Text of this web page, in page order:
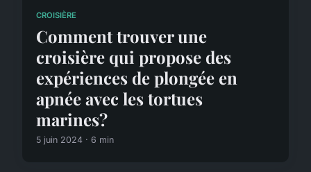
CROISIÈRE
Comment trouver une
croisière qui propose des
expériences de plongée en
apnée avec les tortues
marines?
5 juin 2024 · 6 min